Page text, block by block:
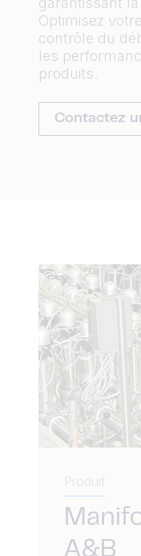
Optimisez
contrôle du
les
produits.
Contactez
Produit
A&B